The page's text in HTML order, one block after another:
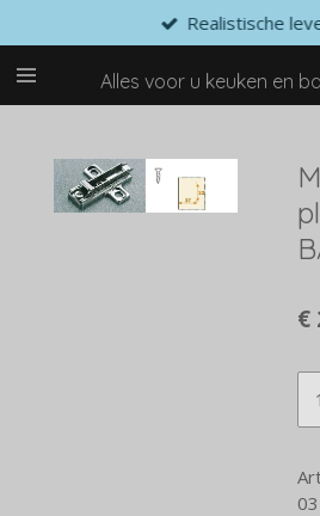
direct
naar
de
Alles voor u keuken en
Realistische
€